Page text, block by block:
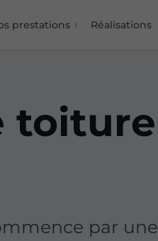
prestations Réalisations
toiture
par une